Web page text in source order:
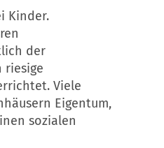
Kinder.
der
riesige
Viele
Eigentum,
sozialen